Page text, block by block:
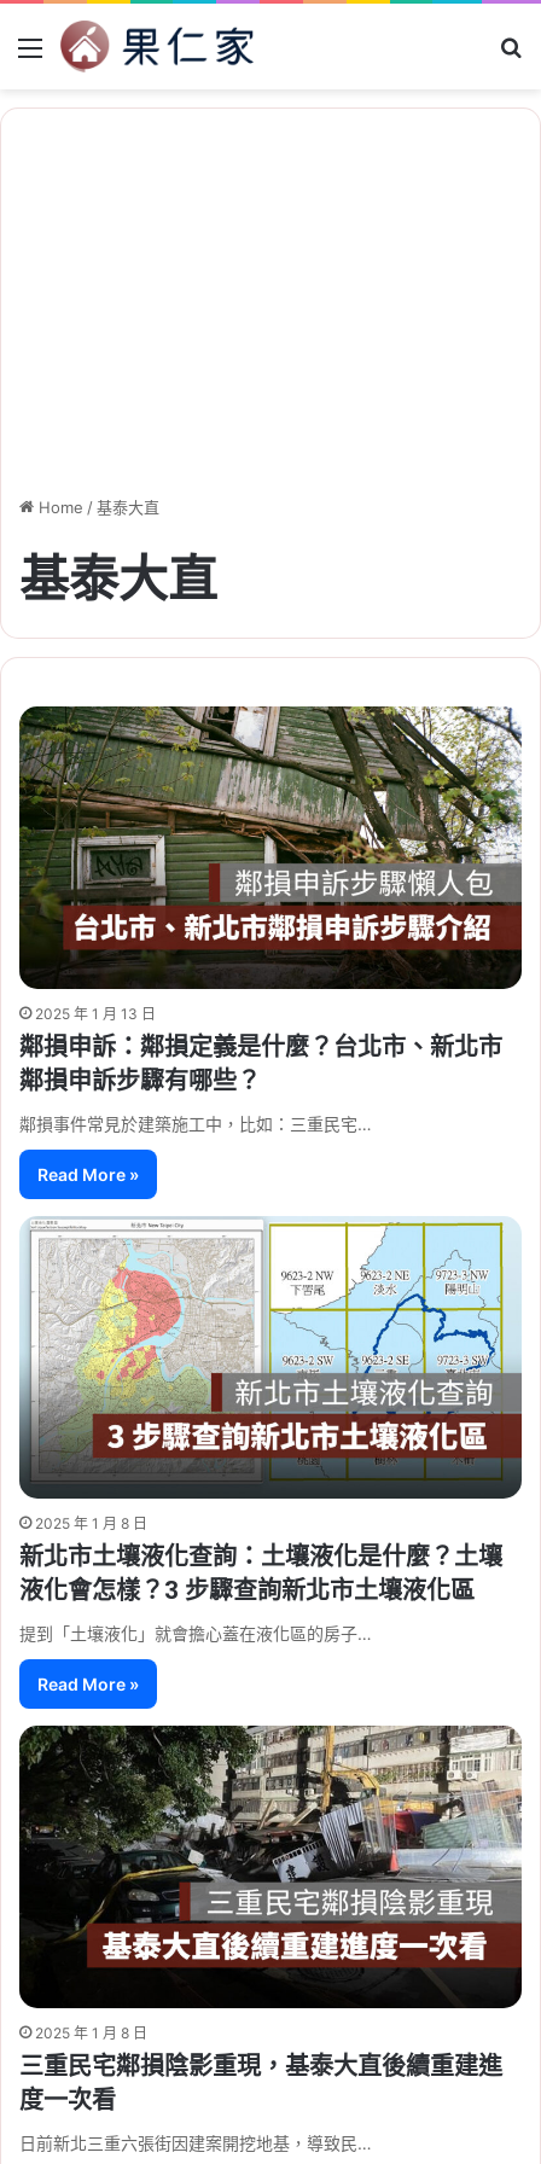
Menu
Home /基泰大直
基泰大直
2025 年 1 月 13 日
鄰損申訴：鄰損定義是什麼？台北市、新北市
鄰損申訴步驟有哪些？
鄰損事件常見於建築施工中，比如：三重民宅…
Read More »
2025 年 1 月 8 日
新北市土壤液化查詢：土壤液化是什麼？土壤
液化會怎樣？3 步驟查詢新北市土壤液化區
提到「土壤液化」就會擔心蓋在液化區的房子…
Read More »
2025 年 1 月 8 日
三重民宅鄰損陰影重現，基泰大直後續重建進
度一次看
日前新北三重六張街因建案開挖地基，導致民…